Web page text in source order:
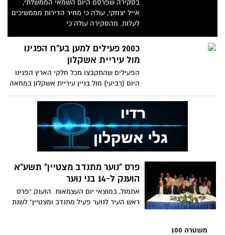
בסקירה שפרסם היום השמאי הממשלתי,
אייל יצחקי, עולה כי מחיר הדירות מממשיכים
לעלות. מהסקירה עולה כי
כ200 פעילים למען בע"ח הפגינו
מול עיריית אשקלון
הפעילים שהתקבצו מכל חלקי הארץ הפגינו
היום (רביעי) מול בניין עיריית אשקלון במחאה
על התנאים בכלבייה
פרס "נוער מתנדב מצטיין" תשע"א
הוענק ל-14 בני נוער
אתמול, במוצאי יום העצמאות הוענק "פרס
ראש העיר לנוער פעיל מתנדב ומצטיין" לשנת
משטרה 100